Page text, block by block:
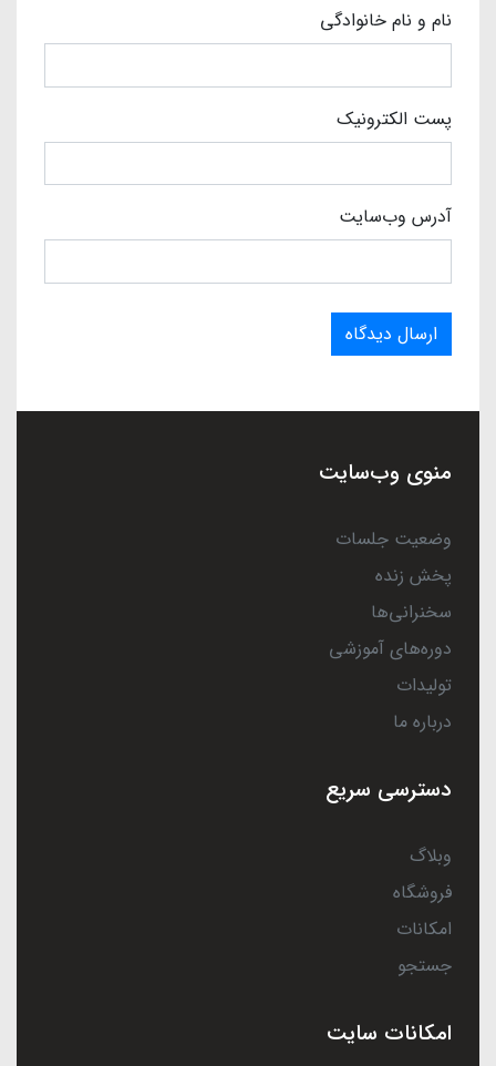
نام و نام خانوادگی
پست الکترونیک
آدرس وب‌سایت
ارسال دیدگاه
منوی وب‌سایت
وضعیت جلسات
پخش زنده
سخنرانی‌ها
دوره‌های آموزشی
تولیدات
درباره ما
دسترسی سریع
وبلاگ
فروشگاه
امکانات
جستجو
امکانات سایت